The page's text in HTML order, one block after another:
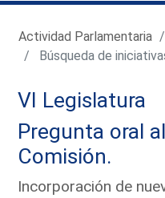
Actividad Parlamentaria
Búsqueda de
VI Legislatura
Pregunta oral
Comisión.
Incorporación de